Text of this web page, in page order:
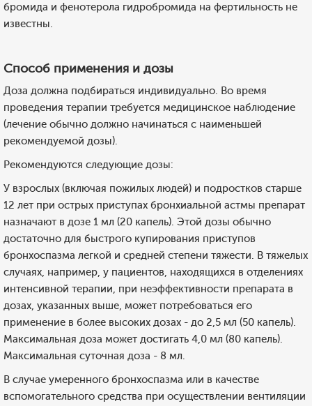
бромида и фенотерола гидробромида на фертильность не
известны.
Способ применения и дозы
Доза должна подбираться индивидуально. Во время
проведения терапии требуется медицинское наблюдение
(лечение обычно должно начинаться с наименьшей
рекомендуемой дозы).
Рекомендуются следующие дозы:
У взрослых (включая пожилых людей) и подростков старше
12 лет при острых приступах бронхиальной астмы препарат
назначают в дозе 1 мл (20 капель). Этой дозы обычно
достаточно для быстрого купирования приступов
бронхоспазма легкой и средней степени тяжести. В тяжелых
случаях, например, у пациентов, находящихся в отделениях
интенсивной терапии, при неэффективности препарата в
дозах, указанных выше, может потребоваться его
применение в более высоких дозах - до 2,5 мл (50 капель).
Максимальная доза может достигать 4,0 мл (80 капель).
Максимальная суточная доза - 8 мл.
В случае умеренного бронхоспазма или в качестве
вспомогательного средства при осуществлении вентиляции